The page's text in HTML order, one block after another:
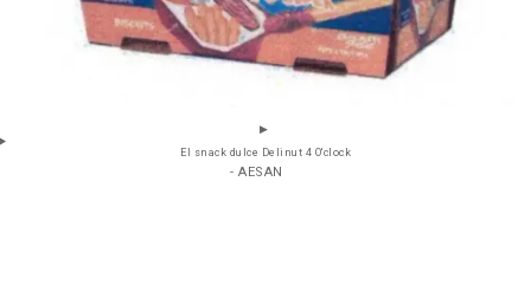
El snack dulce Delinut 4 O'clock
- AESAN